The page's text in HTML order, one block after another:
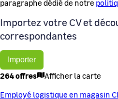
paragraphe dédié de notre
Importez votre CV et
correspondantes
Importer
264 offres
Afficher la carte
Employé logistique en magasin